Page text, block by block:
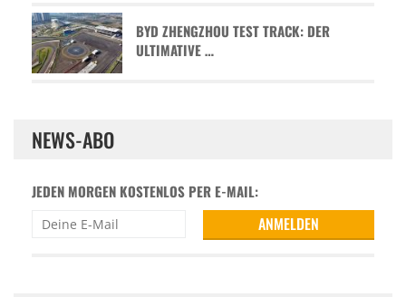
BYD ZHENGZHOU TEST TRACK: DER
ULTIMATIVE …
NEWS-ABO
JEDEN MORGEN KOSTENLOS PER E-MAIL: